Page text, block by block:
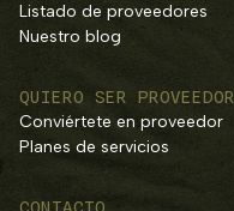
Listado de proveedores
Nuestro blog
QUIERO SER PROVEEDOR
Conviértete en proveedor
Planes de servicios